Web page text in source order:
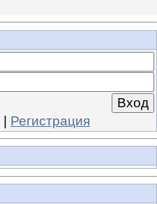
| Регистрация